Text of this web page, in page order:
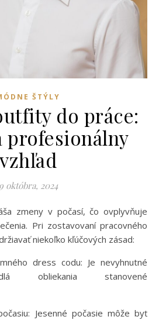
ŠTÝLY
do práce:
profesionálny
vzhľad
9 októbra, 2024
Pri zostavovaní pracovného
niekoľko kľúčových zásad:
dress codu: Je nevyhnutné
obliekania stanovené
Jesenné počasie môže byť